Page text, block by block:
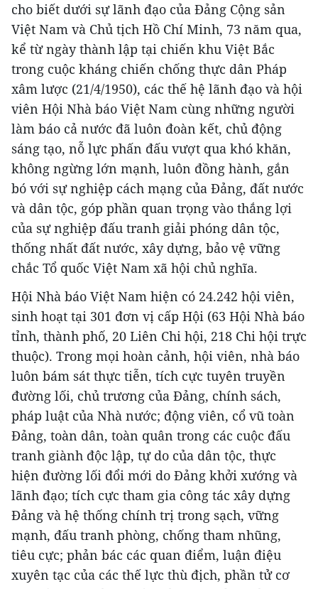
cho biết dưới sự lãnh đạo của Đảng Cộng sản
Việt Nam và Chủ tịch Hồ Chí Minh, 73 năm qua,
kể từ ngày thành lập tại chiến khu Việt Bắc
trong cuộc kháng chiến chống thực dân Pháp
xâm lược (21/4/1950), các thế hệ lãnh đạo và hội
viên Hội Nhà báo Việt Nam cùng những người
làm báo cả nước đã luôn đoàn kết, chủ động
sáng tạo, nỗ lực phấn đấu vượt qua khó khăn,
không ngừng lớn mạnh, luôn đồng hành, gắn
bó với sự nghiệp cách mạng của Đảng, đất nước
và dân tộc, góp phần quan trọng vào thắng lợi
của sự nghiệp đấu tranh giải phóng dân tộc,
thống nhất đất nước, xây dựng, bảo vệ vững
chắc Tổ quốc Việt Nam xã hội chủ nghĩa.
Hội Nhà báo Việt Nam hiện có 24.242 hội viên,
sinh hoạt tại 301 đơn vị cấp Hội (63 Hội Nhà báo
tỉnh, thành phố, 20 Liên Chi hội, 218 Chi hội trực
thuộc). Trong mọi hoàn cảnh, hội viên, nhà báo
luôn bám sát thực tiễn, tích cực tuyên truyền
đường lối, chủ trương của Đảng, chính sách,
pháp luật của Nhà nước; động viên, cổ vũ toàn
Đảng, toàn dân, toàn quân trong các cuộc đấu
tranh giành độc lập, tự do của dân tộc, thực
hiện đường lối đổi mới do Đảng khởi xướng và
lãnh đạo; tích cực tham gia công tác xây dựng
Đảng và hệ thống chính trị trong sạch, vững
mạnh, đấu tranh phòng, chống tham nhũng,
tiêu cực; phản bác các quan điểm, luận điệu
xuyên tạc của các thế lực thù địch, phần tử cơ